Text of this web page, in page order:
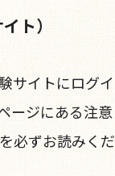
ト）
サイトにログイ
ージにある注意
必ずお読みくだ